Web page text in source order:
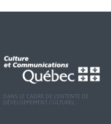
DANS LE CADRE DE L'ENTENTE DE
DÉVELOPPEMENT CULTUREL